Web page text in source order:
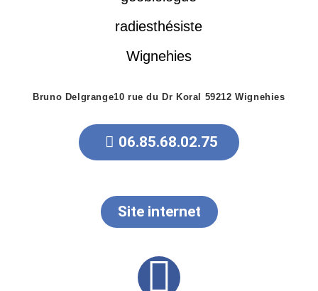
Bruno Delgrange10 rue du Dr Koral 59212 Wignehies
06.85.68.02.75
Site internet